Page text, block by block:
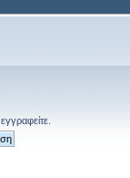
εγγραφείτε